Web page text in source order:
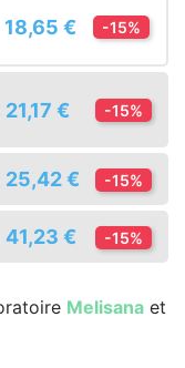
18,65 € -15%
21,17 € -15%
25,42 € -15%
41,23 € -15%
Melisana et